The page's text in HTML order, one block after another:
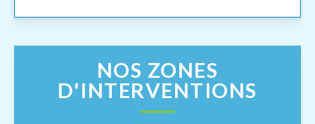
NOS ZONES
D'INTERVENTIONS